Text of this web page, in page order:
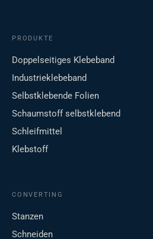
PRODUKTE
Doppelseitiges Klebeband
Industrieklebeband
Selbstklebende Folien
Schaumstoff selbstklebend
Schleifmittel
Klebstoff
CONVERTING
Stanzen
Schneiden